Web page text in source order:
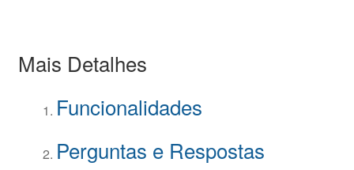
Mais Detalhes
Funcionalidades
Perguntas e Respostas